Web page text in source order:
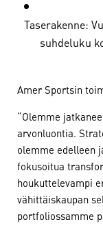
Taserakenne:
suhdeluku
Amer Sportsin
“Olemme
arvonluontia.
olemme edelleen
fokusoitua
houkuttelevampi
vähittäiskaupan
portfoliossamme